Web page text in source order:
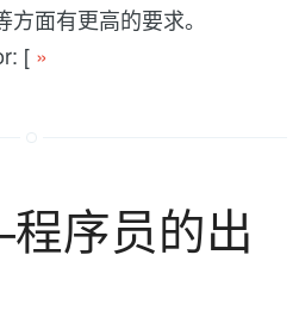
面有更高的要求。
[ »
序员的出